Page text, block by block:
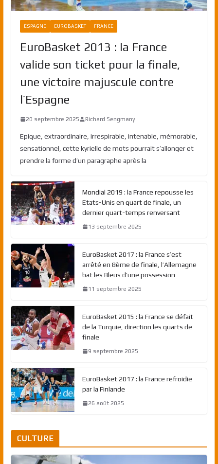
ESPAGNE EUROBASKET FRANCE
EuroBasket 2013 : la France
valide son ticket pour la finale,
une victoire majuscule contre
l’Espagne
20 septembre 2025 Richard Sengmany
Epique, extraordinaire, irrespirable, intenable, mémorable,
sensationnel, cette kyrielle de mots pourrait s’allonger et
prendre la forme d’un paragraphe après la
Mondial 2019 : la France repousse les
Etats-Unis en quart de finale, un
dernier quart-temps renversant
13 septembre 2025
EuroBasket 2017 : la France s’est
arrêté en 8ème de finale, l’Allemagne
bat les Bleus d’une possession
11 septembre 2025
EuroBasket 2015 : la France se défait
de la Turquie, direction les quarts de
finale
9 septembre 2025
EuroBasket 2017 : la France refroidie
par la Finlande
26 août 2025
CULTURE